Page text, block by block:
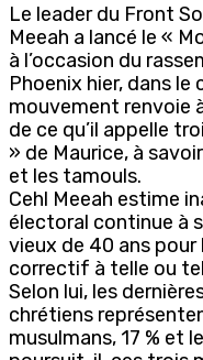
Le leader du Front
Meeah a lancé le «
à l’occasion du
Phoenix hier, dans le
mouvement renvoie
de ce qu’il appelle
» de Maurice, à
et les tamouls.
Cehl Meeah estime
électoral continue à
vieux de 40 ans pour
correctif à telle ou
Selon lui, les
chrétiens
musulmans, 17 % et